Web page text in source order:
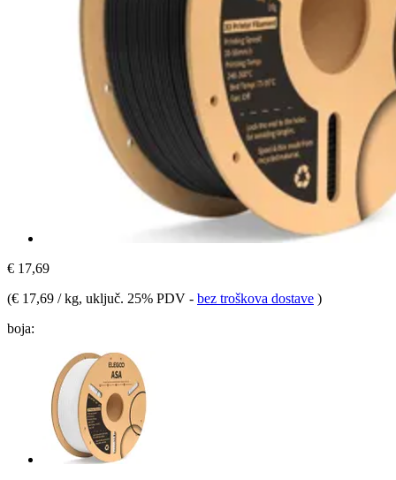
€ 17,69
(€ 17,69 / kg, uključ. 25% PDV - bez troškova dostave )
boja: